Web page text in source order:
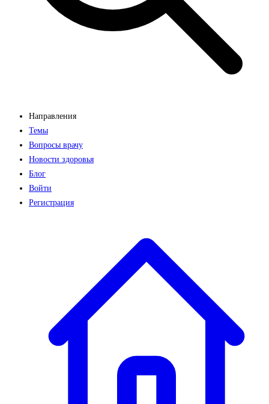
Направления
Темы
Вопросы врачу
Новости здоровья
Блог
Войти
Регистрация